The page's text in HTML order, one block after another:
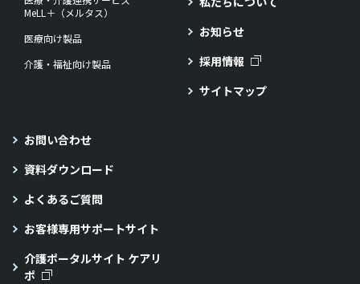
MeLL＋（メルタス）
医療向け製品
介護・福祉向け製品
お知らせ
採用情報
サイトマップ
お問い合わせ
資料ダウンロード
よくあるご質問
お客様専用サポートサイト
介護ポータルサイト ケアリ
ポ